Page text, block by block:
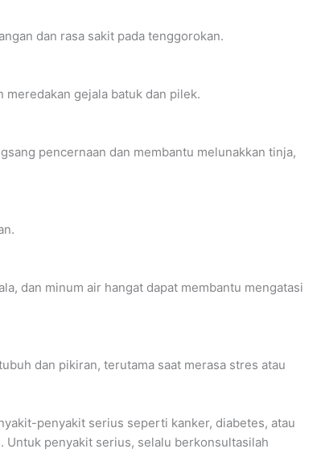
dan rasa sakit pada tenggorokan.
gejala batuk dan pilek.
pencernaan dan membantu melunakkan tinja,
dan minum air hangat dapat membantu mengatasi
dan pikiran, terutama saat merasa stres atau
penyakit serius seperti kanker, diabetes, atau
penyakit serius, selalu berkonsultasilah